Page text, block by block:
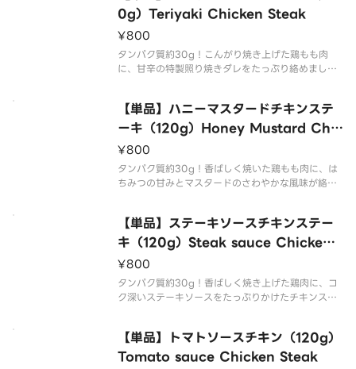
0g）Teriyaki Chicken Steak
¥800
タンパク質約30g！こんがり焼き上げた鶏もも肉
に、甘辛の特製照り焼きダレをたっぷり絡めまし
ted in a rich
【単品】ハニーマスタードチキンステ
ーキ（120g）Honey Mustard Chic
ken Steak
¥800
タンパク質約30g！香ばしく焼いた鶏もも肉に、は
ちみつの甘みとマスタードのさわやかな風味が絡み
chicken thigh topped with a
【単品】ステーキソースチキンステー
キ（120g）Steak sauce Chicken
Steak
¥800
タンパク質約30g！香ばしく焼き上げた鶏肉に、コ
ク深いステーキソースをたっぷりかけたチキンステ
豊かな野菜のおかずも添えて、満足感のある仕上が
りです。A chicken
【単品】トマトソースチキン（120g）
Tomato sauce Chicken Steak